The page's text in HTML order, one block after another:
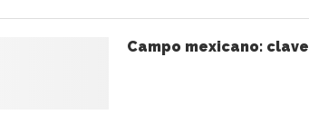
Campo mexicano: